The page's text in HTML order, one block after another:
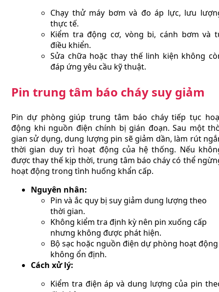
Chạy thử máy bơm và đo áp lực, lưu
thực tế.
Kiểm tra động cơ, vòng bi, cánh bơm và
điều khiển.
Sửa chữa hoặc thay thế linh kiện không
đáp ứng yêu cầu kỹ thuật.
Pin trung tâm báo cháy suy giảm
Pin dự phòng giúp trung tâm báo cháy tiếp tục
động khi nguồn điện chính bị gián đoạn. Sau một
gian sử dụng, dung lượng pin sẽ giảm dần, làm rút
thời gian duy trì hoạt động của hệ thống. Nếu
được thay thế kịp thời, trung tâm báo cháy có thể
hoạt động trong tình huống khẩn cấp.
Nguyên nhân:
Pin và ắc quy bị suy giảm dung lượng theo
thời gian.
Không kiểm tra định kỳ nên pin xuống cấp
nhưng không được phát hiện.
Bộ sạc hoặc nguồn điện dự phòng hoạt động
không ổn định.
Cách xử lý:
Kiểm tra điện áp và dung lượng của pin